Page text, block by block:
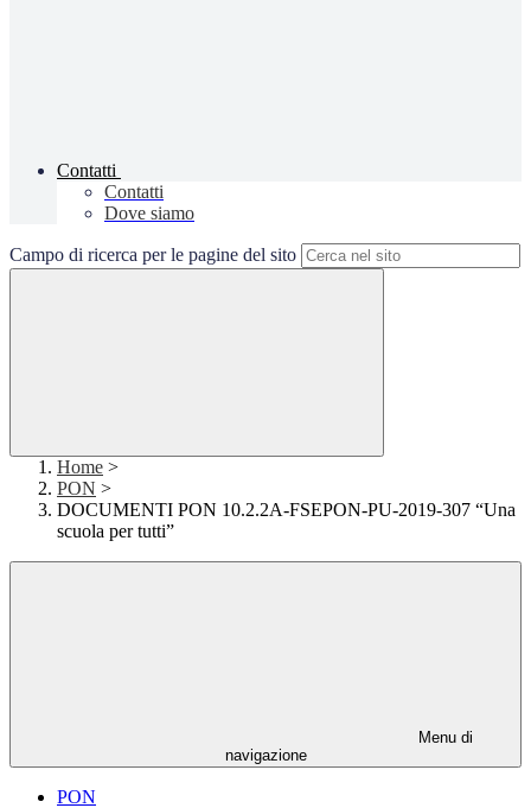
Contatti
Contatti
Dove siamo
Campo di ricerca per le pagine del sito
Home >
PON >
DOCUMENTI PON 10.2.2A-FSEPON-PU-2019-307 “Una
scuola per tutti”
Menu di
navigazione
PON